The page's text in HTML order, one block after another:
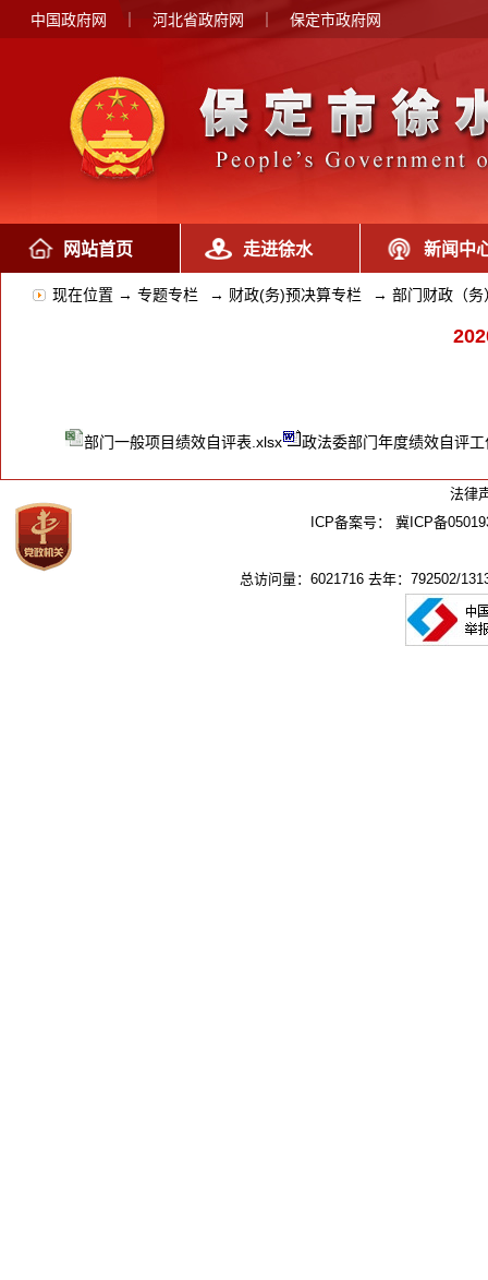
中国政府网 河北省政府网 保定市政府网
网站首页 走进徐水 新闻中
现在位置 → 专题专栏 → 财政(务)预决算专栏 → 部门财政（务
部门一般项目绩效自评表.xlsx 政法委部门年度绩效自评
法律
ICP备案号：
冀ICP备
总访问量：6021716 去年：792502/